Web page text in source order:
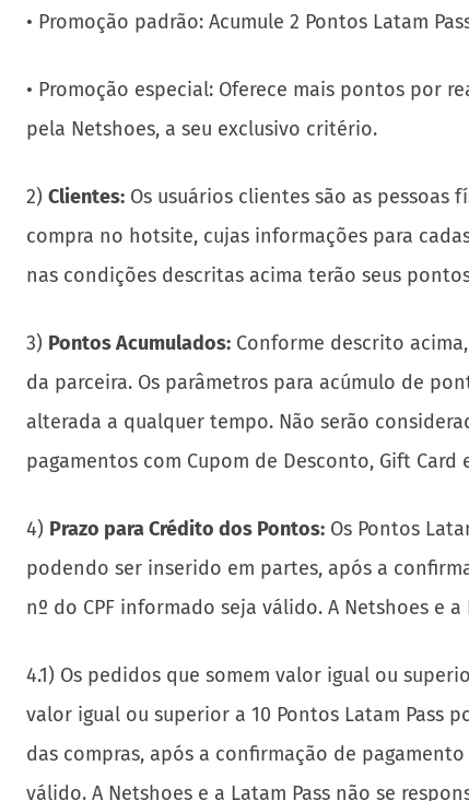
• Promoção padrão: Acumule 2 Pontos Latam
• Promoção especial: Oferece mais pontos por
pela Netshoes, a seu exclusivo critério.
2) Clientes: Os usuários clientes são as pessoas
compra no hotsite, cujas informações para
nas condições descritas acima terão seus
3) Pontos Acumulados: Conforme descrito
da parceira. Os parâmetros para acúmulo de
alterada a qualquer tempo. Não serão
pagamentos com Cupom de Desconto, Gift
4) Prazo para Crédito dos Pontos: Os Pontos
podendo ser inserido em partes, após a
nº do CPF informado seja válido. A Netshoes e
4.1) Os pedidos que somem valor igual ou
valor igual ou superior a 10 Pontos Latam Pass
das compras, após a confirmação de
válido. A Netshoes e a Latam Pass não se